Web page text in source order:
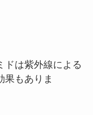
紫外線による
果もありま